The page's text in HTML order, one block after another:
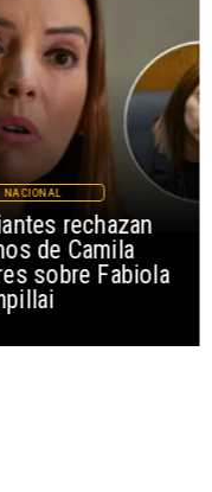
Proyecto
sumar feriado
de septiembre
Fiestas Patrias